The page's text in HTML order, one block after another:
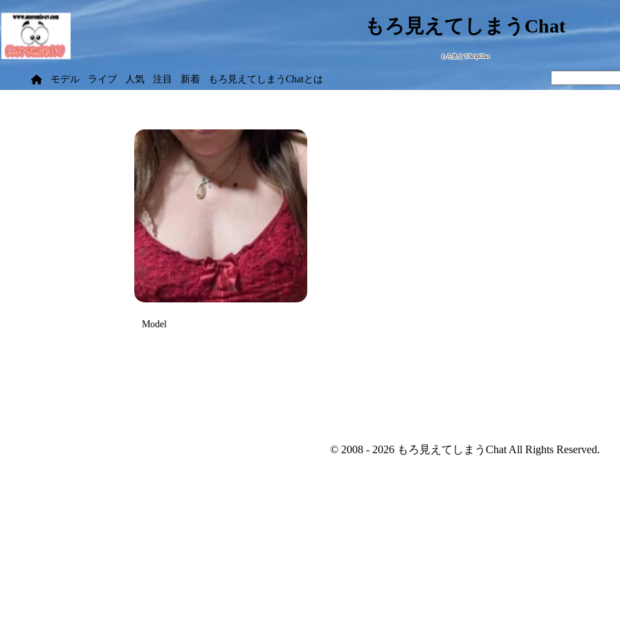
もろ見えてしまうChat
もろ見えてStripChat
モデル ライブ 人気 注目 新着 もろ見えてしまうChatとは
Model
© 2008 - 2026 もろ見えてしまうChat All Rights Reserved.